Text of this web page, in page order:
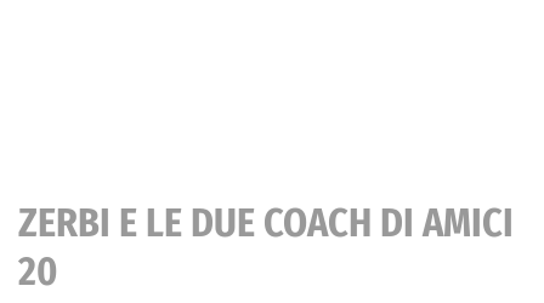
ZERBI E LE DUE COACH DI AMICI
20